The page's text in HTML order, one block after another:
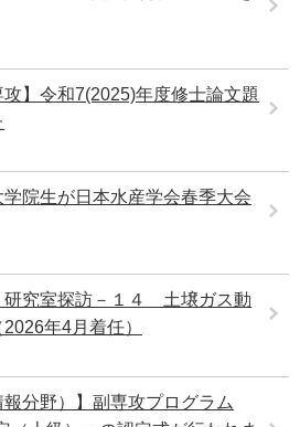
攻】令和7(2025)年度修士論文題
学院生が日本水産学会春季大会
研究室探訪－１４ 土壌ガス動
年4月着任）
報分野）】副専攻プログラム